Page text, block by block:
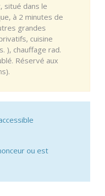
situé dans le
à 2 minutes de
grandes
cuisine
), chauffage rad.
Réservé aux
ou est